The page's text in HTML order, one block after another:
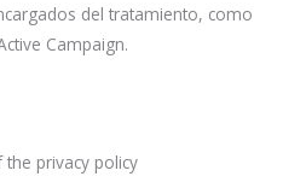
del tratamiento, como
Campaign.
privacy policy